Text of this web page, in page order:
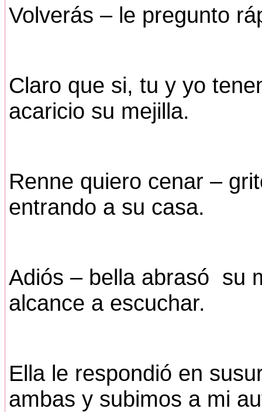
Volverás – le pregunto
Claro que si, tu y yo
acaricio su mejilla.
Renne quiero cenar –
entrando a su casa.
Adiós – bella abrasó su
alcance a escuchar.
Ella le respondió en
ambas y subimos a mi